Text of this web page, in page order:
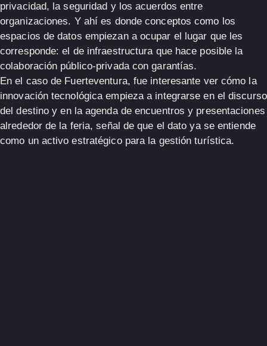
privacidad, la seguridad y los acuerdos entre
organizaciones. Y ahí es donde conceptos como los
espacios de datos empiezan a ocupar el lugar que les
corresponde: el de infraestructura que hace posible la
colaboración público-privada con garantías.
En el caso de Fuerteventura, fue interesante ver cómo la
innovación tecnológica empieza a integrarse en el discurso
del destino y en la agenda de encuentros y presentaciones
alrededor de la feria, señal de que el dato ya se entiende
como un activo estratégico para la gestión turística.